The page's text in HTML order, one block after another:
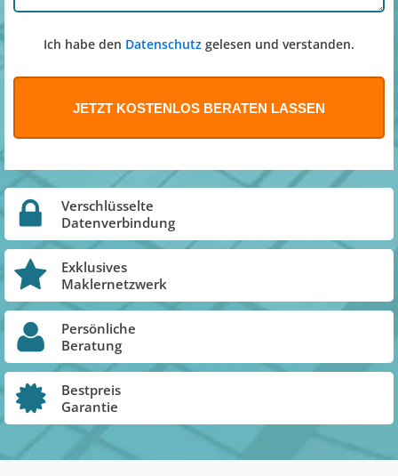
Ich habe den Datenschutz gelesen und verstanden.
Verschlüsselte
Datenverbindung
Exklusives
Maklernetzwerk
Persönliche
Beratung
Bestpreis
Garantie